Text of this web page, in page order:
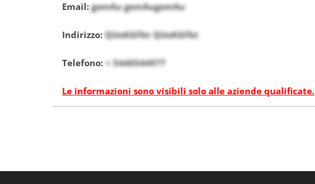
Email:gomAu gomAugomAu
Indirizzo:QUoKGFbt QUoKGFbt
Telefono: + 5446544977
Le informazioni sono visibili solo alle aziende qualificate.